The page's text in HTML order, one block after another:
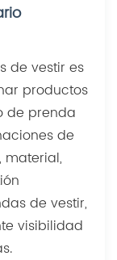
de vestir es
productos
de prenda
de
material,
de vestir,
visibilidad